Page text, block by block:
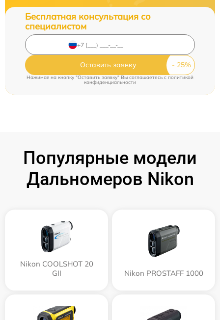
Бесплатная консультация со
специалистом
Оставить заявку
Нажимая на кнопку "Оставить заявку" Вы соглашаетесь c политикой
конфиденциальности
Популярные модели
Дальномеров Nikon
Nikon COOLSHOT 20
GII
Nikon PROSTAFF 1000